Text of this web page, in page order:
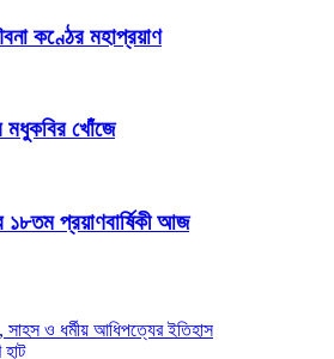
কণ্ঠের মহাপ্রয়াণ
মধুকবির খোঁজে
১৮তম প্রয়াণবার্ষিকী আজ
ও ধর্মীয় আধিপত্যের ইতিহাস